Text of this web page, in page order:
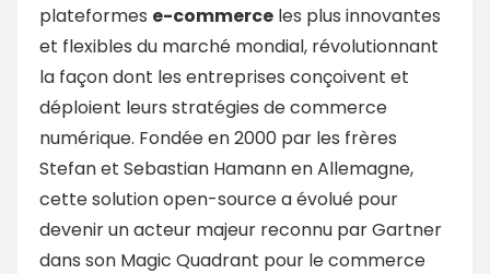
plateformes e-commerce les plus innovantes
et flexibles du marché mondial, révolutionnant
la façon dont les entreprises conçoivent et
déploient leurs stratégies de commerce
numérique. Fondée en 2000 par les frères
Stefan et Sebastian Hamann en Allemagne,
cette solution open-source a évolué pour
devenir un acteur majeur reconnu par Gartner
dans son Magic Quadrant pour le commerce